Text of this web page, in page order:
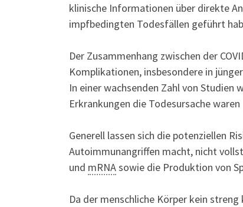
klinische Informationen über direkte
impfbedingten Todesfällen geführt
Der Zusammenhang zwischen der
Komplikationen, insbesondere in
In einer wachsenden Zahl von
Erkrankungen die Todesursache waren
Generell lassen sich die potenziellen
Autoimmunangriffen macht, nicht
und mRNAsowie die Produktion von
Da der menschliche Körper kein